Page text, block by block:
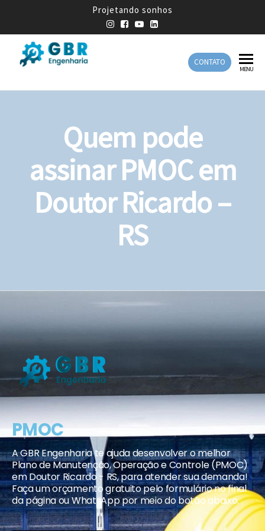
Projetando sonhos
Engenharia
Engenharia
CONTATO
MENU
Quem pode
assinar PMOC em
Doutor Ricardo –
RS
PMOC
A GBR Engenharia te ajuda desenvolver o melhor
Plano de Manutenção, Operação e Controle (PMOC)
em Doutor Ricardo - RS, para atender sua demanda!
Faça um orçamento gratuito pelo formulário no final
da página ou WhatsApp por meio do botão abaixo.